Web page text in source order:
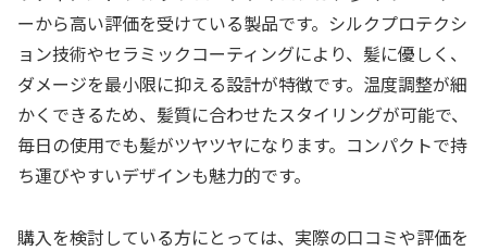
ーから高い評価を受けている製品です。シルクプロテクシ
ョン技術やセラミックコーティングにより、髪に優しく、
ダメージを最小限に抑える設計が特徴です。温度調整が細
かくできるため、髪質に合わせたスタイリングが可能で、
毎日の使用でも髪がツヤツヤになります。コンパクトで持
ち運びやすいデザインも魅力的です。
購入を検討している方にとっては、実際の口コミや評価を